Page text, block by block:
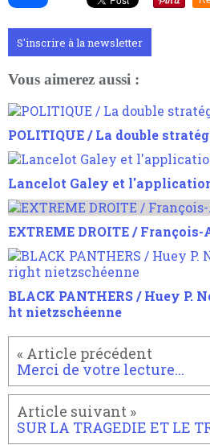
S'inscrire à la newsletter
Vous aimerez aussi :
POLITIQUE / La double
Lancelot Galey et
EXTREME DROITE /
BLACK PANTHERS / Huey
ht nietzschéenne
Merci de votre lecture...